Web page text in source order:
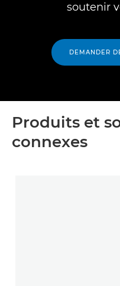
soutenir
DEMANDER
Produits et
connexes